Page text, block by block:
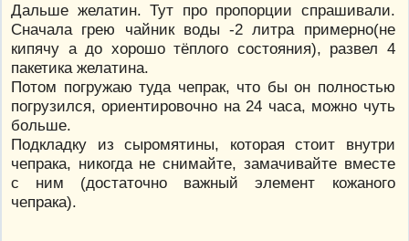
Дальше желатин. Тут про пропорции спрашивали.
Сначала грею чайник воды -2 литра примерно(не
кипячу а до хорошо тёплого состояния), развел 4
пакетика желатина.
Потом погружаю туда чепрак, что бы он полностью
погрузился, ориентировочно на 24 часа, можно чуть
больше.
Подкладку из сыромятины, которая стоит внутри
чепрака, никогда не снимайте, замачивайте вместе
с ним (достаточно важный элемент кожаного
чепрака).